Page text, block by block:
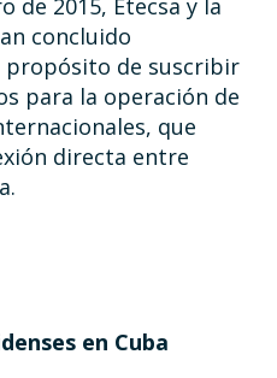
de 2015, Etecsa y la
concluido
propósito de suscribir
para la operación de
que
directa entre
en Cuba